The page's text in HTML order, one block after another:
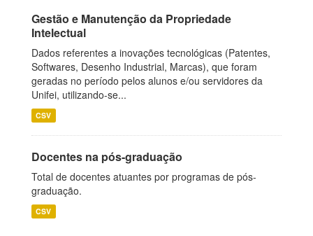
Gestão e Manutenção da Propriedade
Intelectual
Dados referentes a inovações tecnológicas (Patentes,
Softwares, Desenho Industrial, Marcas), que foram
geradas no período pelos alunos e/ou servidores da
Unifei, utilizando-se...
CSV
Docentes na pós-graduação
Total de docentes atuantes por programas de pós-
graduação.
CSV